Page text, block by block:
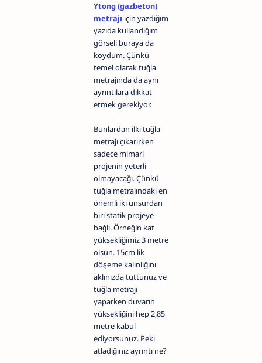
Ytong (gazbeton)
metrajı için yazdığım
yazıda kullandığım
görseli buraya da
koydum. Çünkü
temel olarak tuğla
metrajında da aynı
ayrıntılara dikkat
etmek gerekiyor.
Bunlardan ilki tuğla
metrajı çıkarırken
sadece mimari
projenin yeterli
olmayacağı. Çünkü
tuğla metrajındaki en
önemli iki unsurdan
biri statik projeye
bağlı. Örneğin kat
yüksekliğimiz 3 metre
olsun. 15cm'lik
döşeme kalınlığını
aklınızda tuttunuz ve
tuğla metrajı
yaparken duvarın
yüksekliğini hep 2,85
metre kabul
ediyorsunuz. Peki
atladığınız ayrıntı ne?